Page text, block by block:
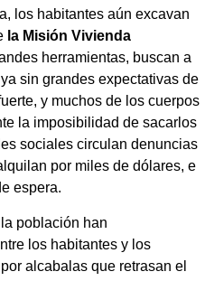
los habitantes aún excavan
la Misión Vivienda
herramientas, buscan a
sin grandes expectativas de
y muchos de los cuerpos
la imposibilidad de sacarlos
sociales circulan denuncias
por miles de dólares, e
espera.
población han
los habitantes y los
alcabalas que retrasan el